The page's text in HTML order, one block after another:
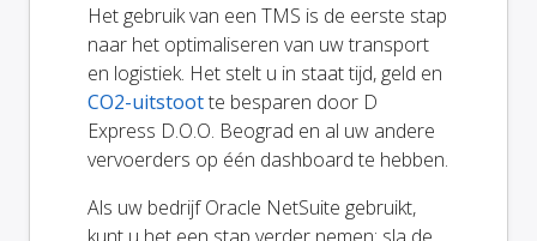
Het gebruik van een TMS is de eerste stap
naar het optimaliseren van uw transport
en logistiek. Het stelt u in staat tijd, geld en
CO2-uitstootte besparen door D
Express D.O.O. Beograd en al uw andere
vervoerders op één dashboard te hebben.
Als uw bedrijf Oracle NetSuite gebruikt,